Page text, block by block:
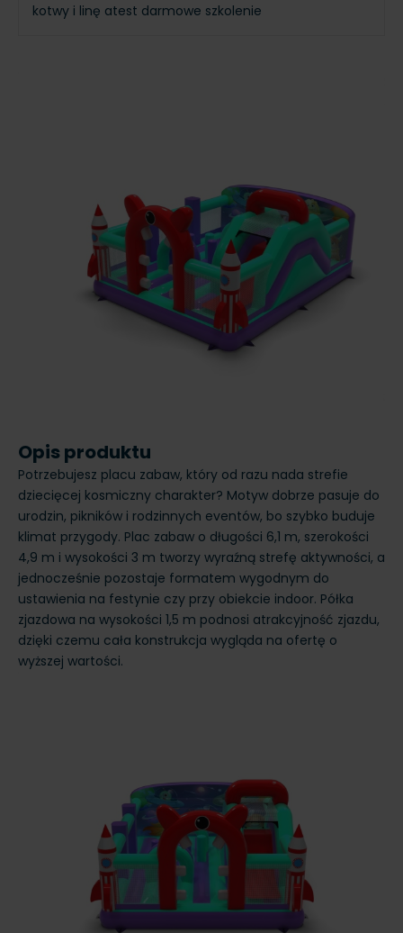
kotwy i linę atest darmowe szkolenie
Opis produktu
Potrzebujesz placu zabaw, który od razu nada strefie
dziecięcej kosmiczny charakter? Motyw dobrze pasuje do
urodzin, pikników i rodzinnych eventów, bo szybko buduje
klimat przygody. Plac zabaw o długości 6,1 m, szerokości
4,9 m i wysokości 3 m tworzy wyraźną strefę aktywności, a
jednocześnie pozostaje formatem wygodnym do
ustawienia na festynie czy przy obiekcie indoor. Półka
zjazdowa na wysokości 1,5 m podnosi atrakcyjność zjazdu,
dzięki czemu cała konstrukcja wygląda na ofertę o
wyższej wartości.